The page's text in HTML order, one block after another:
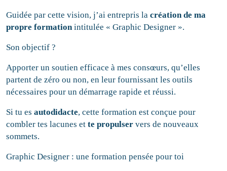
Guidée par cette vision, j’ai entrepris lacréation de ma
propre formationintitulée « Graphic Designer ».
Son objectif ?
Apporter un soutien efficace à mes consœurs, qu’elles
partent de zéro ou non, en leur fournissant les outils
nécessaires pour un démarrage rapide et réussi.
Si tu esautodidacte, cette formation est conçue pour
combler tes lacunes ettepropulser vers de nouveaux
sommets.
Graphic Designer : une formation pensée pour toi